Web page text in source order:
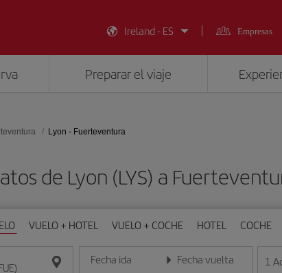
Ireland - ES
Empresas
Preparar el viaje
Lyon - Fuerteventura
de Lyon (LYS) a
VUELO + HOTEL VUELO + COCHE HOTEL COCHE
Fecha ida
Introduce la fecha en formato día/mes/año
Fecha vuelta
Introduce la fecha en 1